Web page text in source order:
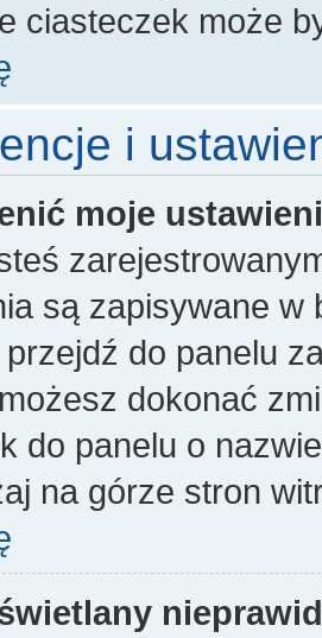
ciasteczek może
i
moje
są zapisywane w
do panelu
dokonać
do panelu o
na górze stron